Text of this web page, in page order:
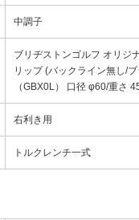
中調子
ブリヂストンゴルフ オリジ
リップ (バックライン無し/
（GBX0L） 口径 φ60/重さ
右利き用
トルクレンチ一式